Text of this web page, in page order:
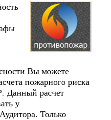
Вы можете
пожарного риска
расчет
у
Только